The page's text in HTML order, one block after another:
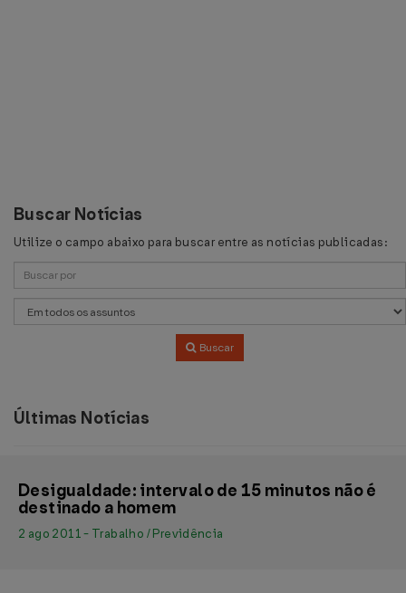
Buscar Notícias
Utilize o campo abaixo para buscar entre as notícias publicadas:
Buscar
Últimas Notícias
Desigualdade: intervalo de 15 minutos não é
destinado a homem
2 ago 2011 - Trabalho / Previdência